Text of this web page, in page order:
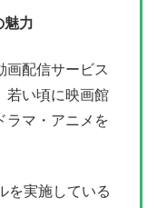
魅力
画配信サービス
若い頃に映画館
ラマ・アニメを
を実施している